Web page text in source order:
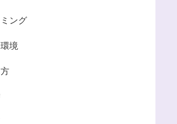
ング
境